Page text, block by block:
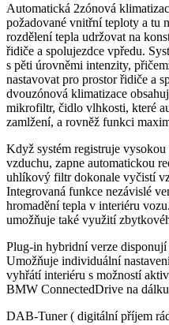
Automatická 2zónová
požadované vnitřní teploty a tu
rozdělení tepla udržovat na
řidiče a spolujezdce vpředu.
s pěti úrovněmi intenzity,
nastavovat pro prostor řidiče a
dvouzónová klimatizace
mikrofiltr, čidlo vlhkosti, které
zamlžení, a rovněž funkci
Když systém registruje
vzduchu, zapne automatickou
uhlíkový filtr dokonale vyčistí
Integrovaná funkce nezávislé
hromadění tepla v interiéru
umožňuje také využití
Plug-in hybridní verze
Umožňuje individuální
vyhřátí interiéru s možností
BMW ConnectedDrive na
DAB-Tuner ( digitální příjem